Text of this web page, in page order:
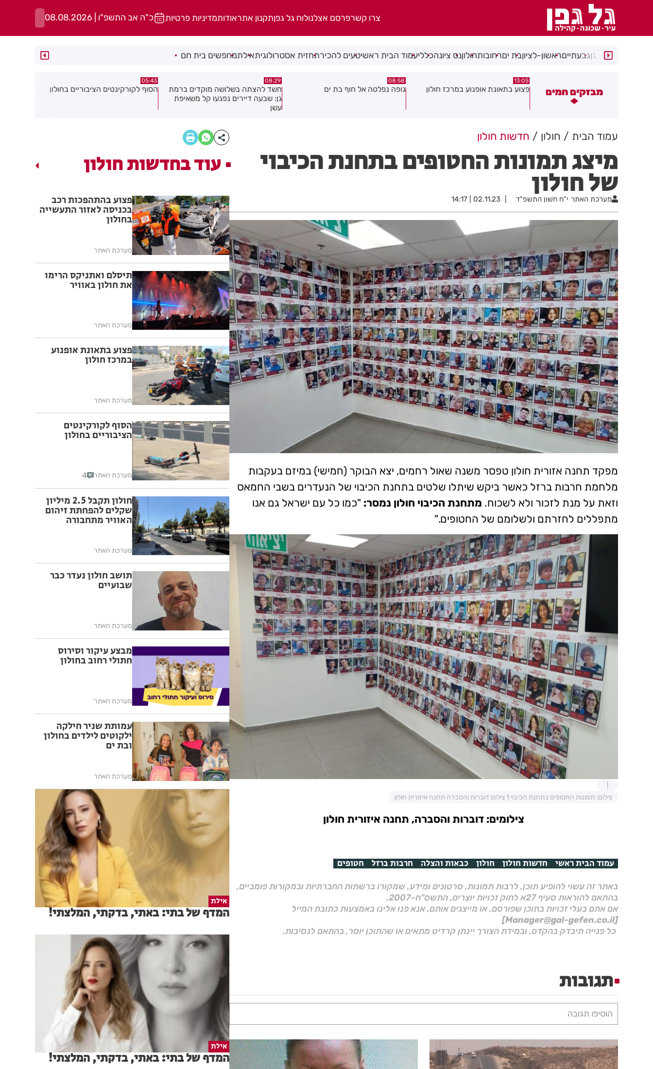
צרו קשרפרסם אצלנולוח גל גפןתקנון אתראודותמדיניות פרטיות כ"ה אב התשפ"ו | 08.08.2026
רמת גןגבעתייםראשון-לציוןבת יםרחובותחולוןנס ציונהכלליעמוד הבית ראשיטעים להכירתחזית אסטרולוגיתאילתמחפשים בית חם
מבזקים חמים
פצוע בתאונת אופנוע במרכז חולון גופה נפלטה אל חוף בת ים
חשד להצתה בשלושה מוקדים ברמת
גן: שבעה דיירים נפגעו קל משאיפת
הסוף לקורקינטים הציבוריים בחולון
בשורה ענקית לבעלי העסקים
עמוד הבית חולון חדשות חולון
מיצג תמונות החטופים בתחנת הכיבוי
של חולון
מערכת האתר י"ח חשון התשפ"ד 02.11.23 | 14:17
מפקד תחנה אזורית חולון טפסר משנה שאול רחמים, יצא הבוקר (חמישי) במיזם בעקבות
מלחמת חרבות ברזל כאשר ביקש שיתלו שלטים בתחנת הכיבוי של הנעדרים בשבי החמאס
וזאת על מנת לזכור ולא לשכוח. מתחנת הכיבוי חולון נמסר: "כמו כל עם ישראל גם אנו
מתפללים לחזרתם ולשלומם של החטופים."
צילום: תמונות החטופים בתחנת הכיבוי 1 צילום דוברות והסברה תחנה איזורית חולון
צילומים: דוברות והסברה, תחנה איזורית חולון
עמוד הבית ראשי חדשות חולון חולון כבאות והצלה חרבות ברזל חטופים
באתר זה עשוי להופיע תוכן, לרבות תמונות, סרטונים ומידע, שמקורו ברשתות החברתיות ובמקורות פומביים,
בהתאם להוראות סעיף 27א לחוק זכויות יוצרים, התשס"ח–2007.
אם אתם בעלי זכויות בתוכן שפורסם, או מייצגים אותם, אנא פנו אלינו באמצעות כתובת המייל
[Manager@gal-gefen.co.il]
כל פנייה תיבדק בהקדם, ובמידת הצורך יינתן קרדיט מתאים או שהתוכן יוסר, בהתאם לנסיבות.
תגובות
הוסיפו תגובה
עוד בחדשות חולון
פצוע בהתהפכות רכב
בכניסה לאזור התעשייה
בחולון
מערכת האתר
תיסלם ואתניקס הרימו
את חולון באוויר
מערכת האתר
פצוע בתאונת אופנוע
במרכז חולון
מערכת האתר
הסוף לקורקינטים
הציבוריים בחולון
מערכת האתר 4
חולון תקבל 2.5 מיליון
שקלים להפחתת זיהום
האוויר מתחבורה
מערכת האתר
תושב חולון נעדר כבר
שבועיים
מערכת האתר
מבצע עיקור וסירוס
חתולי רחוב בחולון
מערכת האתר
עמותת שניר חילקה
ילקוטים לילדים בחולון
ובת ים
מערכת האתר
אילת
המדף של בתי: באתי, בדקתי, המלצתי!
אילת
המדף של בתי: באתי, בדקתי, המלצתי!